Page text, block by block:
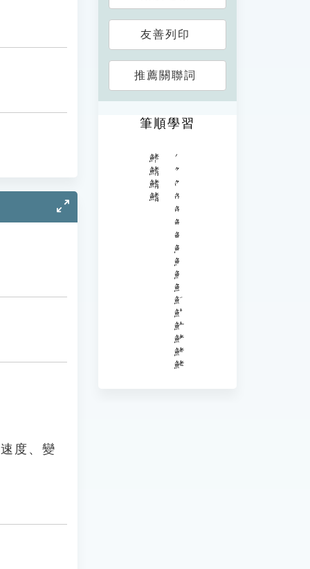
度、變
友善列印
推薦關聯詞
筆順學習